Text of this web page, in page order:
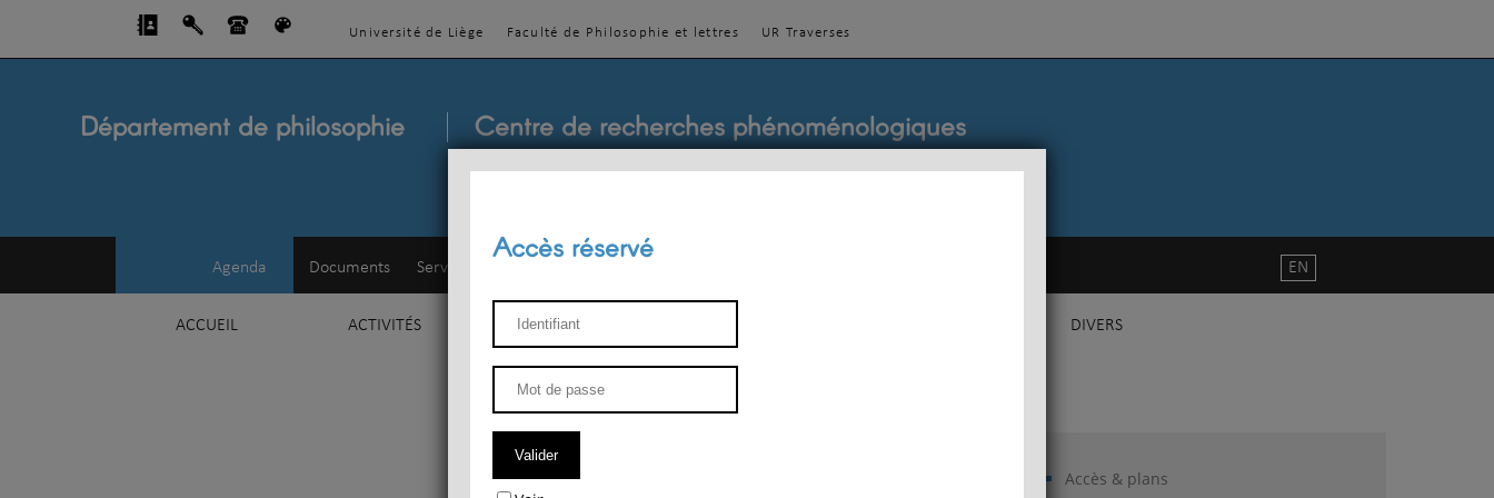
Université de Liège Faculté de Philosophie et lettres UR Traverses
Département de philosophie Centre de recherches phénoménologiques
Agenda Documents Service d'esthétique
ACCUEIL ACTIVITÉS ENSEIGNEMENT DIVERS
EN
Accès & plans
Accès réservé